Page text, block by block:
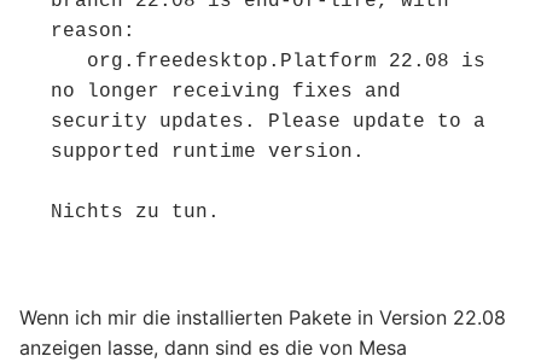
reason:
no longer receiving fixes and
security updates. Please update to a
supported runtime version.
Nichts zu tun.
Wenn ich mir die installierten Pakete in Version 22.08
anzeigen lasse, dann sind es die von Mesa